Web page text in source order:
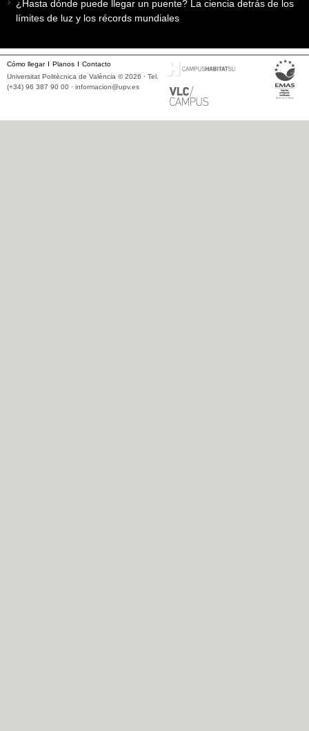
¿Hasta dónde puede llegar un puente? La ciencia detrás de los
límites de luz y los récords mundiales
Cómo llegar Planos
Contacto
Universitat Politècnica de València © 2026 · Tel.
(+34) 96 387 90 00 · informacion@upv.es